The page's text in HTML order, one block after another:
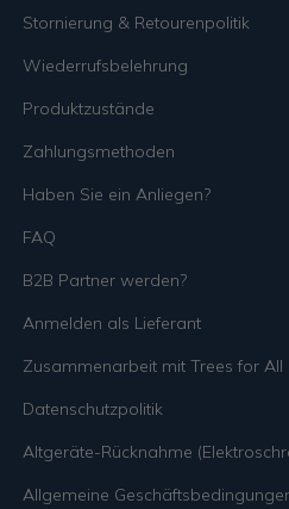
Stornierung & Retourenpolitik
Wiederrufsbelehrung
Produktzustände
Zahlungsmethoden
Haben Sie ein Anliegen?
FAQ
B2B Partner werden?
Anmelden als Lieferant
Zusammenarbeit mit Trees for All
Datenschutzpolitik
Altgeräte-Rücknahme
Allgemeine